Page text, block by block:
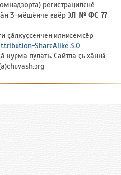
регистрациленӗ
3-мӗшӗнче евӗр ЭЛ № ФС 77
ҫӑлкуҫсенчен илнисемсӗр
ShareAlike 3.0
курма пулать. Сайтпа ҫыхӑннӑ